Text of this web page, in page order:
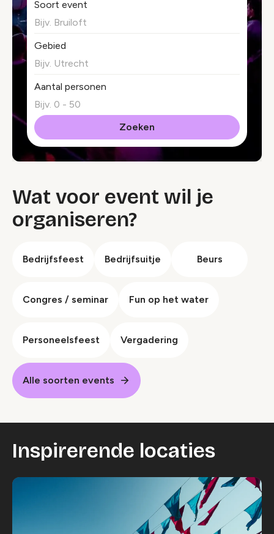
Soort event
Gebied
Aantal personen
Wat voor event wil je
organiseren?
Bedrijfsfeest Bedrijfsuitje Beurs
Congres / seminar Fun op het water
Personeelsfeest Vergadering
Alle soorten events
Inspirerende locaties